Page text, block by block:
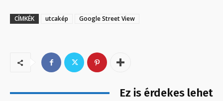
CÍMKÉK utcakép Google Street View
Ez is érdekes lehet